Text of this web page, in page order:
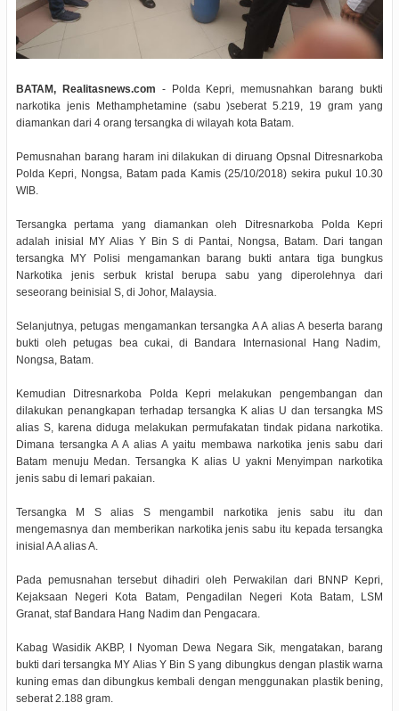
BATAM, Realitasnews.com - Polda Kepri, memusnahkan barang bukti
narkotika jenis Methamphetamine (sabu )seberat 5.219, 19 gram yang
diamankan dari 4 orang tersangka di wilayah kota Batam.
Pemusnahan barang haram ini dilakukan di diruang Opsnal Ditresnarkoba
Polda Kepri, Nongsa, Batam pada Kamis (25/10/2018) sekira pukul 10.30
WIB.
Tersangka pertama yang diamankan oleh Ditresnarkoba Polda Kepri
adalah inisial MY Alias Y Bin S di Pantai, Nongsa, Batam. Dari tangan
tersangka MY Polisi mengamankan barang bukti antara tiga bungkus
Narkotika jenis serbuk kristal berupa sabu yang diperolehnya dari
seseorang beinisial S, di Johor, Malaysia.
Selanjutnya, petugas mengamankan tersangka A A alias A beserta barang
bukti oleh petugas bea cukai, di Bandara Internasional Hang Nadim,
Nongsa, Batam.
Kemudian Ditresnarkoba Polda Kepri melakukan pengembangan dan
dilakukan penangkapan terhadap tersangka K alias U dan tersangka MS
alias S, karena diduga melakukan permufakatan tindak pidana narkotika.
Dimana tersangka A A alias A yaitu membawa narkotika jenis sabu dari
Batam menuju Medan. Tersangka K alias U yakni Menyimpan narkotika
jenis sabu di lemari pakaian.
Tersangka M S alias S mengambil narkotika jenis sabu itu dan
mengemasnya dan memberikan narkotika jenis sabu itu kepada tersangka
inisial A A alias A.
Pada pemusnahan tersebut dihadiri oleh Perwakilan dari BNNP Kepri,
Kejaksaan Negeri Kota Batam, Pengadilan Negeri Kota Batam, LSM
Granat, staf Bandara Hang Nadim dan Pengacara.
Kabag Wasidik AKBP, I Nyoman Dewa Negara Sik, mengatakan, barang
bukti dari tersangka MY Alias Y Bin S yang dibungkus dengan plastik warna
kuning emas dan dibungkus kembali dengan menggunakan plastik bening,
seberat 2.188 gram.